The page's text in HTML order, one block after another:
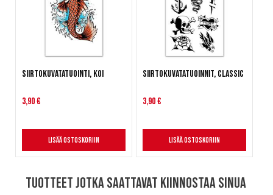
Siirtokuvatatuointi, koi
3,90 €
Lisää ostoskoriin
Siirtokuvatatuoinnit, classic
3,90 €
Lisää ostoskoriin
Tuotteet jotka saattavat kiinnostaa sinua